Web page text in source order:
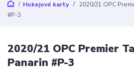
Hokejové karty
2020/21 OPC
#P-3
2020/21 OPC Premier
Panarin #P-3